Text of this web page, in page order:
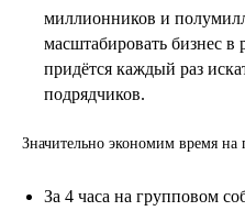
миллионников и
масштабировать бизнес
придётся каждый раз
подрядчиков.
Значительно экономим время на
За 4 часа на групповом